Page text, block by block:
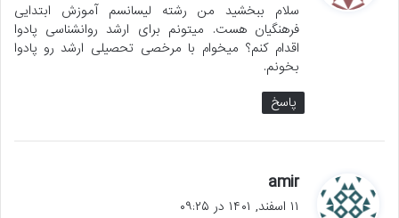
:
سلام ببخشید من رشته لیسانسم آموزش ابتدایی
فرهنگیان هست. میتونم برای ارشد روانشناسی پادوا
اقدام کنم؟ میخوام با مرخصی تحصیلی ارشد رو پادوا
بخونم.
پاسخ
amir
ف
۱۱ اسفند, ۱۴۰۱ در ۰۹:۲۵